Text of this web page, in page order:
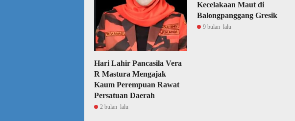
Hari Lahir Pancasila Vera
R Mastura Mengajak
Kaum Perempuan Rawat
Persatuan Daerah
2 bulan lalu
Kecelakaan Maut di
Balongpanggang Gresik
9 bulan lalu